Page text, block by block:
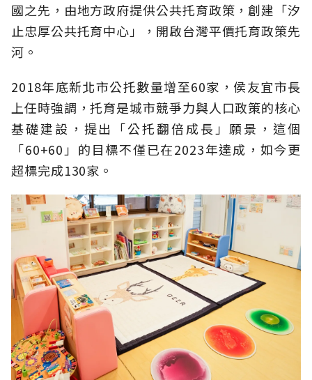
國之先，由地方政府提供公共托育政策，創建「汐
止忠厚公共托育中心」，開啟台灣平價托育政策先
河。
2018年底新北市公托數量增至60家，侯友宜市長
上任時強調，托育是城市競爭力與人口政策的核心
基礎建設，提出「公托翻倍成長」願景，這個
「60+60」的目標不僅已在2023年達成，如今更
超標完成130家。